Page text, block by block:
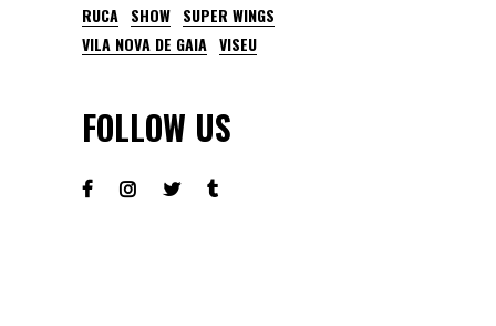
RUCA SHOW SUPER WINGS
VILA NOVA DE GAIA VISEU
FOLLOW US